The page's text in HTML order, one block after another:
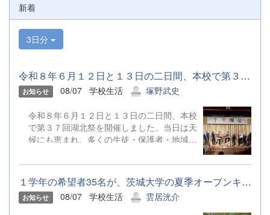
新着
3日分
令和８年６月１２日と１３日の二日間、本校で第３７回湖北祭を開...
お知らせ 08/07 学校生活 塚野武史
令和８年６月１２日と１３日の二日間、本校
で第３７回湖北祭を開催しました。当日は天
候にも恵まれ、多くの生徒・保護者・地域の
の中で無事に終了しました。各クラスや文化
部は、この日のために準備してきた出し物や
展示、ステージ発表を行いました。模擬店や
ゲームコーナーでは、来場者を楽しませよう
１学年の希望者35名が、茨城大学の夏季オープンキャンパスに参加...
お知らせ 08/07 学校生活 雲居洸介